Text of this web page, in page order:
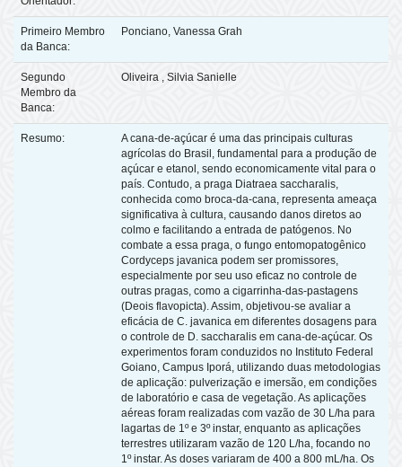
Primeiro Membro
da Banca:
Ponciano, Vanessa Grah
Segundo
Membro da
Banca:
Oliveira , Silvia Sanielle
Resumo:
A cana-de-açúcar é uma das principais culturas
agrícolas do Brasil, fundamental para a produção de
açúcar e etanol, sendo economicamente vital para o
país. Contudo, a praga Diatraea saccharalis,
conhecida como broca-da-cana, representa ameaça
significativa à cultura, causando danos diretos ao
colmo e facilitando a entrada de patógenos. No
combate a essa praga, o fungo entomopatogênico
Cordyceps javanica podem ser promissores,
especialmente por seu uso eficaz no controle de
outras pragas, como a cigarrinha-das-pastagens
(Deois flavopicta). Assim, objetivou-se avaliar a
eficácia de C. javanica em diferentes dosagens para
o controle de D. saccharalis em cana-de-açúcar. Os
experimentos foram conduzidos no Instituto Federal
Goiano, Campus Iporá, utilizando duas metodologias
de aplicação: pulverização e imersão, em condições
de laboratório e casa de vegetação. As aplicações
aéreas foram realizadas com vazão de 30 L/ha para
lagartas de 1º e 3º instar, enquanto as aplicações
terrestres utilizaram vazão de 120 L/ha, focando no
1º instar. As doses variaram de 400 a 800 mL/ha. Os